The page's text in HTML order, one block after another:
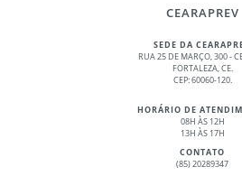
CEARAPREV
SEDE DA
RUA 25 DE MARÇO, 300 -
FORTALEZA, CE.
CEP: 60060-120.
HORÁRIO DE
08H ÀS 12H
13H ÀS 17H
CONTATO
(85) 20289347